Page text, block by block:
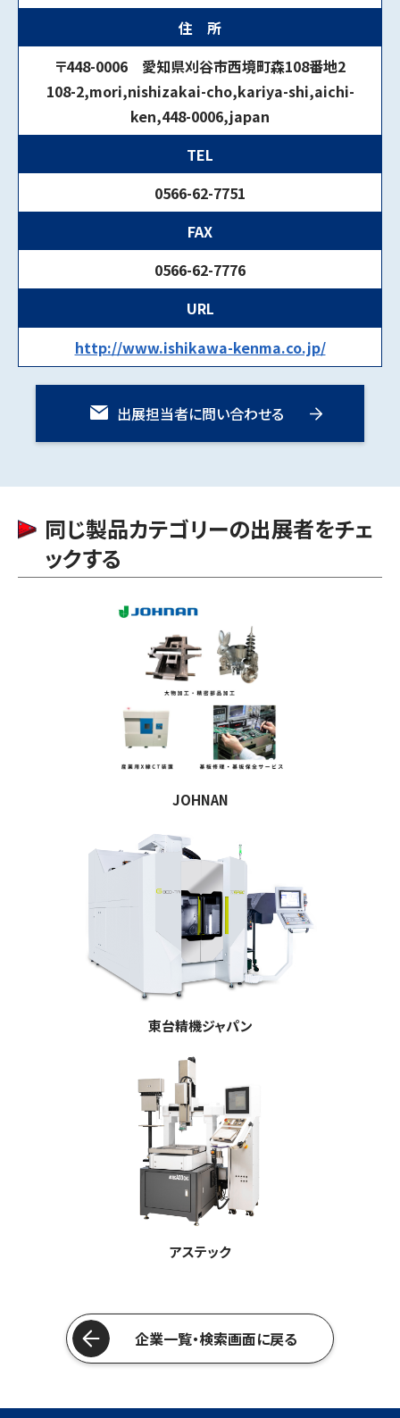
住 所
〒448-0006 愛知県刈谷市西境町森108番地2
108-2,mori,nishizakai-cho,kariya-shi,aichi-
ken,448-0006,japan
TEL
0566-62-7751
FAX
0566-62-7776
URL
http://www.ishikawa-kenma.co.jp/
出展担当者に問い合わせる
同じ製品カテゴリーの出展者をチェ
ックする
JOHNAN
東台精機ジャパン
アステック
企業一覧・検索画面に戻る